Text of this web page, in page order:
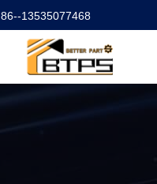
86--13535077468